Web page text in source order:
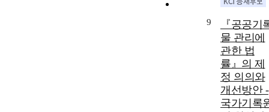
9
『공공기
물 관리에
관한 법
률』의 제
정 의의와
개선방안 -
국가기록